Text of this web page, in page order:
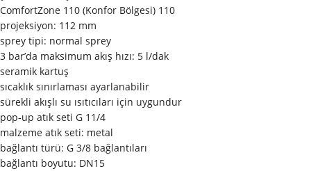
ComfortZone 110 (Konfor Bölgesi) 110
projeksiyon: 112 mm
sprey tipi: normal sprey
3 bar’da maksimum akış hızı: 5 l/dak
seramik kartuş
sıcaklık sınırlaması ayarlanabilir
sürekli akışlı su ısıtıcıları için uygundur
pop-up atık seti G 11/4
malzeme atık seti: metal
bağlantı türü: G 3/8 bağlantıları
bağlantı boyutu: DN15